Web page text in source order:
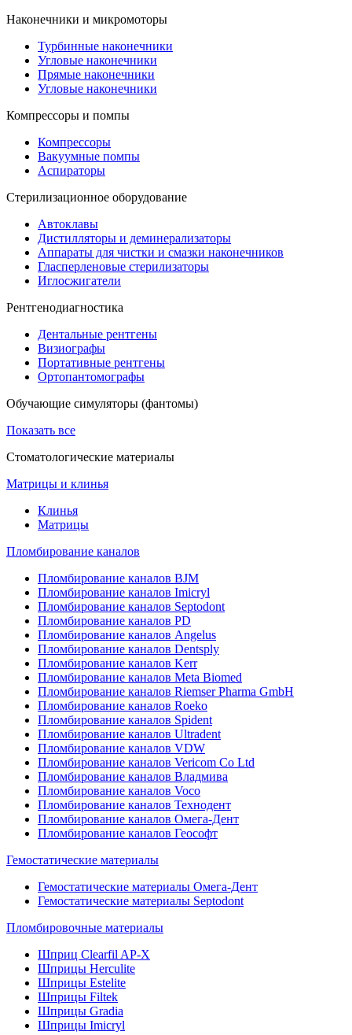
Наконечники и микромоторы
Турбинные наконечники
Угловые наконечники
Прямые наконечники
Угловые наконечники
Компрессоры и помпы
Компрессоры
Вакуумные помпы
Аспираторы
Стерилизационное оборудование
Автоклавы
Дистилляторы и деминерализаторы
Аппараты для чистки и смазки наконечников
Гласперленовые стерилизаторы
Иглосжигатели
Рентгенодиагностика
Дентальные рентгены
Визиографы
Портативные рентгены
Ортопантомографы
Обучающие симуляторы (фантомы)
Показать все
Стоматологические материалы
Матрицы и клинья
Клинья
Матрицы
Пломбирование каналов
Пломбирование каналов BJM
Пломбирование каналов Imicryl
Пломбирование каналов Septodont
Пломбирование каналов PD
Пломбирование каналов Angelus
Пломбирование каналов Dentsply
Пломбирование каналов Kerr
Пломбирование каналов Meta Biomed
Пломбирование каналов Riemser Pharma GmbH
Пломбирование каналов Roeko
Пломбирование каналов Spident
Пломбирование каналов Ultradent
Пломбирование каналов VDW
Пломбирование каналов Vericom Co Ltd
Пломбирование каналов Владмива
Пломбирование каналов Voco
Пломбирование каналов Технодент
Пломбирование каналов Омега-Дент
Пломбирование каналов Геософт
Гемостатические материалы
Гемостатические материалы Омега-Дент
Гемостатические материалы Septodont
Пломбировочные материалы
Шприц Clearfil AP-X
Шприцы Herculite
Шприцы Estelite
Шприцы Filtek
Шприцы Gradia
Шприцы Imicryl